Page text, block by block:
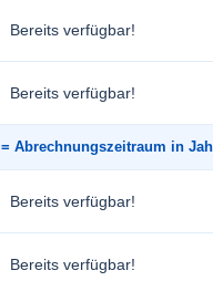
Bereits verfügbar!
Bereits verfügbar!
= Abrechnungszeitraum in
Bereits verfügbar!
Bereits verfügbar!